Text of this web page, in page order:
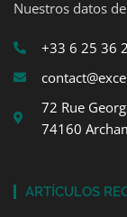
Nuestros datos
+33 6 25 36
72 Rue
74160
ARTÍCULOS